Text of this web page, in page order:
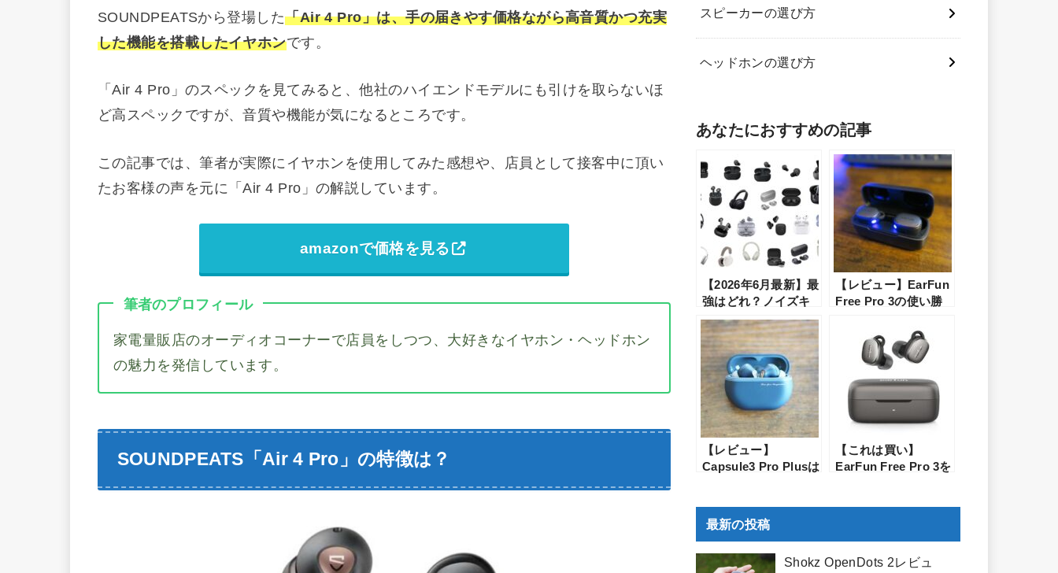
SOUNDPEATSから登場した「Air 4 Pro」は、手の届きやす価格ながら高音質かつ充実
した機能を搭載したイヤホンです。
「Air 4 Pro」のスペックを見てみると、他社のハイエンドモデルにも引けを取らないほ
ど高スペックですが、音質や機能が気になるところです。
この記事では、筆者が実際にイヤホンを使用してみた感想や、店員として接客中に頂い
たお客様の声を元に「Air 4 Pro」の解説しています。
amazonで価格を見る
筆者のプロフィール
家電量販店のオーディオコーナーで店員をしつつ、大好きなイヤホン・ヘッドホン
の魅力を発信しています。
SOUNDPEATS「Air 4 Pro」の特徴は？
スピーカーの選び方
ヘッドホンの選び方
あなたにおすすめの記事
【2026年6月最新】最
強はどれ？ノイズキ
ャンセリングのイヤ
ホン・ヘッドホンの
おすすめランキング
【レビュー】EarFun
Free Pro 3の使い勝
のに多機能でゲーミ
ングモードにも対応
【レビュー】
Capsule3 Pro Plusは
作イヤホンを使って
みた
【これは買い】
EarFun Free Pro 3を
最新の投稿
Shokz OpenDots 2レビュ